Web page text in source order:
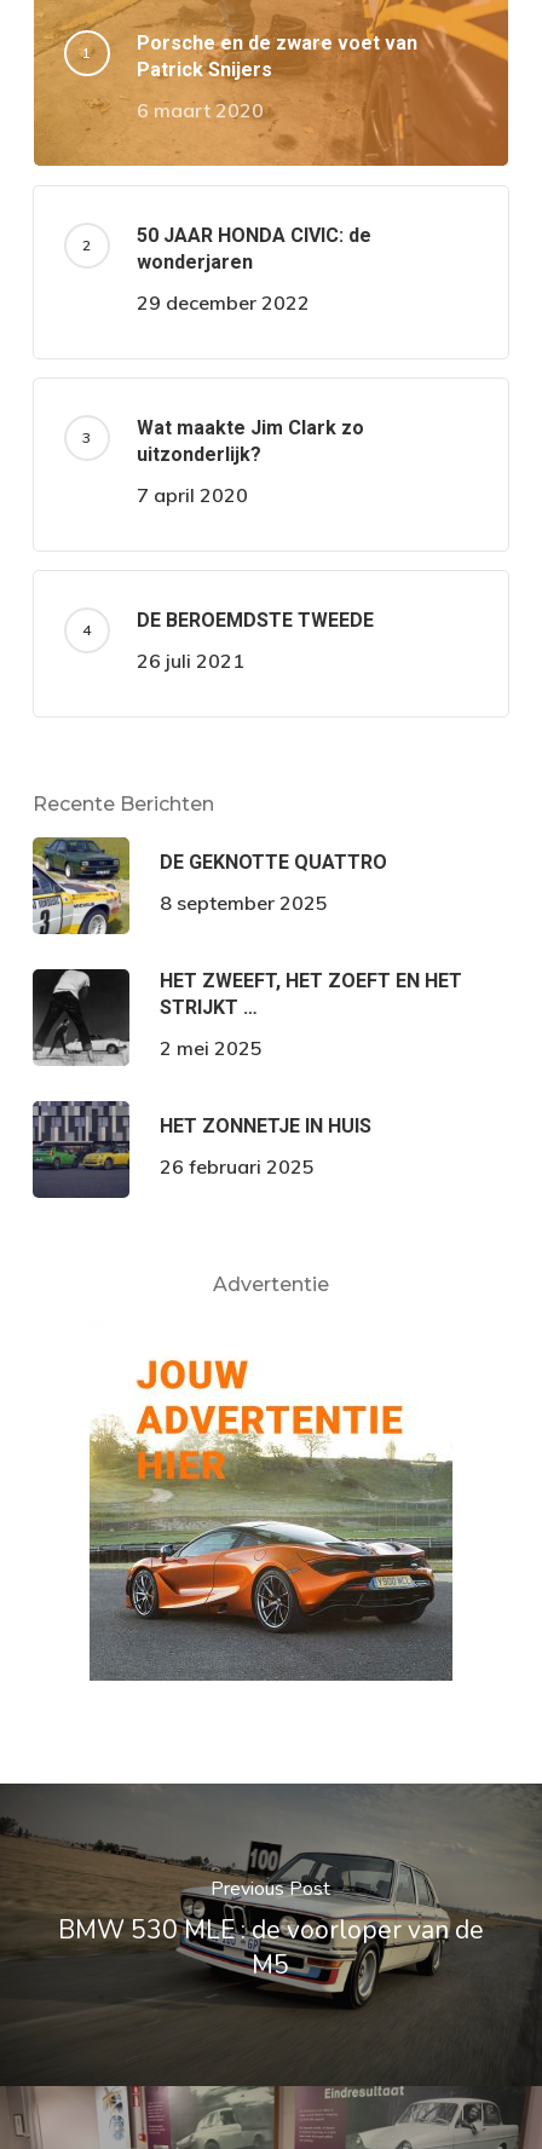
Porsche en de zware voet van
Patrick Snijers
6 maart 2020
50 JAAR HONDA CIVIC: de
wonderjaren
29 december 2022
Wat maakte Jim Clark zo
uitzonderlijk?
7 april 2020
DE BEROEMDSTE TWEEDE
26 juli 2021
Recente Berichten
DE GEKNOTTE QUATTRO
8 september 2025
HET ZWEEFT, HET ZOEFT EN HET
STRIJKT …
2 mei 2025
HET ZONNETJE IN HUIS
26 februari 2025
Advertentie
Previous Post
BMW 530 MLE : de voorloper van de
M5